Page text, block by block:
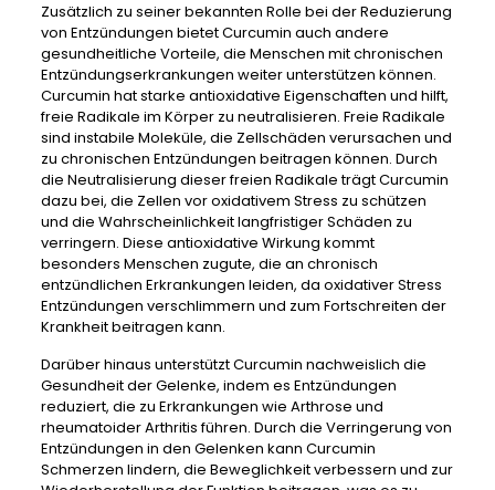
Zusätzlich zu seiner bekannten Rolle bei der Reduzierung
von Entzündungen bietet Curcumin auch andere
gesundheitliche Vorteile, die Menschen mit chronischen
Entzündungserkrankungen weiter unterstützen können.
Curcumin hat starke antioxidative Eigenschaften und hilft,
freie Radikale im Körper zu neutralisieren. Freie Radikale
sind instabile Moleküle, die Zellschäden verursachen und
zu chronischen Entzündungen beitragen können. Durch
die Neutralisierung dieser freien Radikale trägt Curcumin
dazu bei, die Zellen vor oxidativem Stress zu schützen
und die Wahrscheinlichkeit langfristiger Schäden zu
verringern. Diese antioxidative Wirkung kommt
besonders Menschen zugute, die an chronisch
entzündlichen Erkrankungen leiden, da oxidativer Stress
Entzündungen verschlimmern und zum Fortschreiten der
Krankheit beitragen kann.
Darüber hinaus unterstützt Curcumin nachweislich die
Gesundheit der Gelenke, indem es Entzündungen
reduziert, die zu Erkrankungen wie Arthrose und
rheumatoider Arthritis führen. Durch die Verringerung von
Entzündungen in den Gelenken kann Curcumin
Schmerzen lindern, die Beweglichkeit verbessern und zur